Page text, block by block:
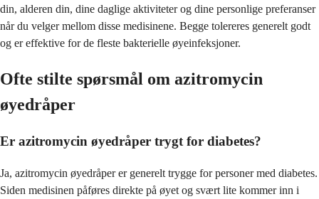
din, alderen din, dine daglige aktiviteter og dine personlige preferanser
når du velger mellom disse medisinene. Begge tolereres generelt godt
og er effektive for de fleste bakterielle øyeinfeksjoner.
Ofte stilte spørsmål om azitromycin
øyedråper
Er azitromycin øyedråper trygt for diabetes?
Ja, azitromycin øyedråper er generelt trygge for personer med diabetes.
Siden medisinen påføres direkte på øyet og svært lite kommer inn i